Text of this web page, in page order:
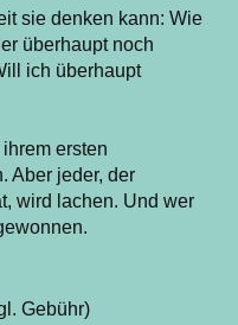
sie denken kann: Wie
überhaupt noch
ich überhaupt
ersten
Aber jeder, der
wird lachen. Und wer
Gebühr)